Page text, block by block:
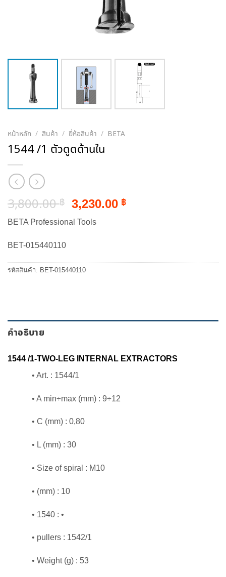
หน้าหลัก / สินค้า / ยี่ห้อสินค้า / BETA
1544 /1 ตัวดูดด้านใน
3,800.00฿ Original
price
was:
3,230.00 ฿Current
BETA Professional Tools
BET-015440110
รหัสสินค้า: BET-015440110
คำอธิบาย
1544 /1-TWO-LEG INTERNAL EXTRACTORS
• Art. : 1544/1
• A min÷max (mm) : 9÷12
• C (mm) : 0,80
• L (mm) : 30
• Size of spiral : M10
• (mm) : 10
• 1540 : •
• pullers : 1542/1
• Weight (g) : 53